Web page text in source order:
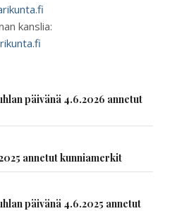
kanslia:
päivänä 4.6.2026 annetut
annetut kunniamerkit
päivänä 4.6.2025 annetut